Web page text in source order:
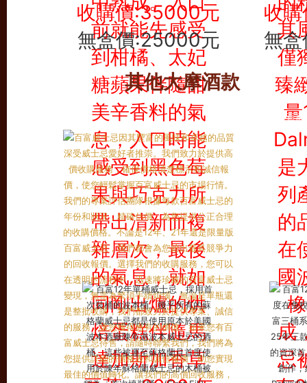
收購價:35000元
無盒價:25000元
收
無
其他大摩酒款
百富